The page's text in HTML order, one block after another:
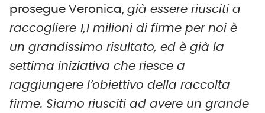
prosegue Veronica, già essere riusciti a
raccogliere 1,1 milioni di firme per noi è
un grandissimo risultato, ed è già la
settima iniziativa che riesce a
raggiungere l’obiettivo della raccolta
firme. Siamo riusciti ad avere un grande